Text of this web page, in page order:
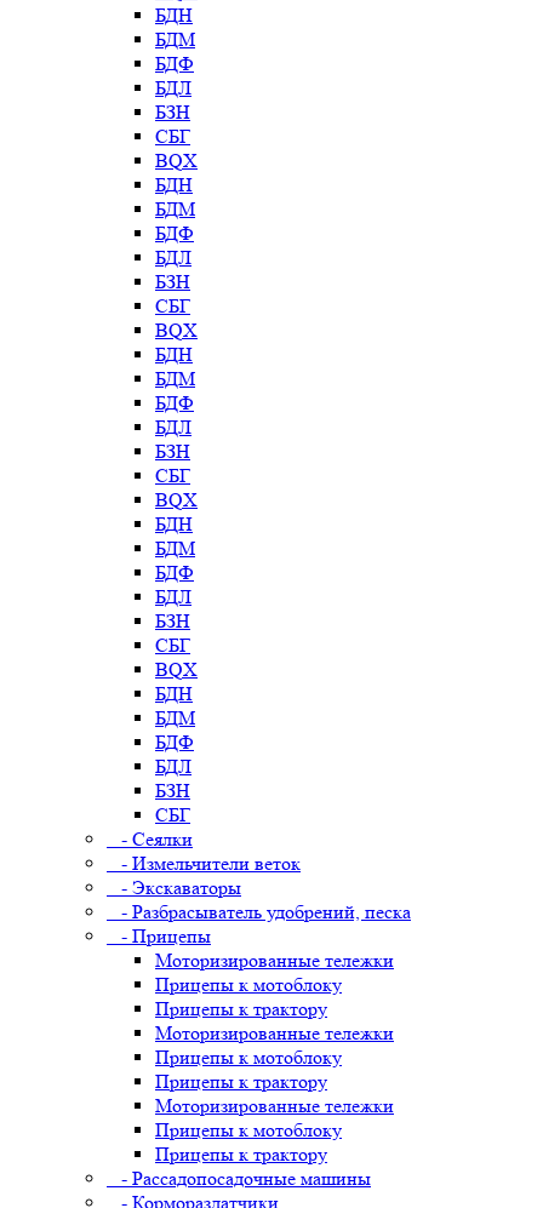
БДН
БДМ
БДФ
БДЛ
БЗН
СБГ
BQX
БДН
БДМ
БДФ
БДЛ
БЗН
СБГ
BQX
БДН
БДМ
БДФ
БДЛ
БЗН
СБГ
BQX
БДН
БДМ
БДФ
БДЛ
БЗН
СБГ
BQX
БДН
БДМ
БДФ
БДЛ
БЗН
СБГ
- Сеялки
- Измельчители веток
- Экскаваторы
- Разбрасыватель удобрений, песка
- Прицепы
Моторизированные тележки
Прицепы к мотоблоку
Прицепы к трактору
Моторизированные тележки
Прицепы к мотоблоку
Прицепы к трактору
Моторизированные тележки
Прицепы к мотоблоку
Прицепы к трактору
- Рассадопосадочные машины
- Кормораздатчики